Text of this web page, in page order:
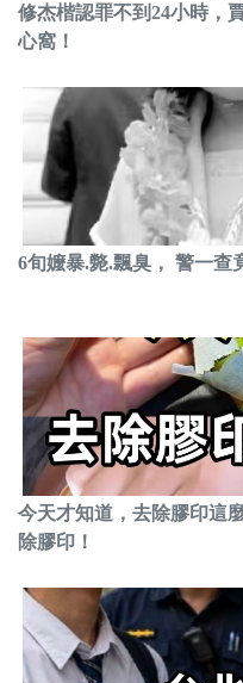
修杰楷認罪不到24小時，
心窩！
6旬嬤暴.斃.飄臭， 警一查
今天才知道，去除膠印這
除膠印！